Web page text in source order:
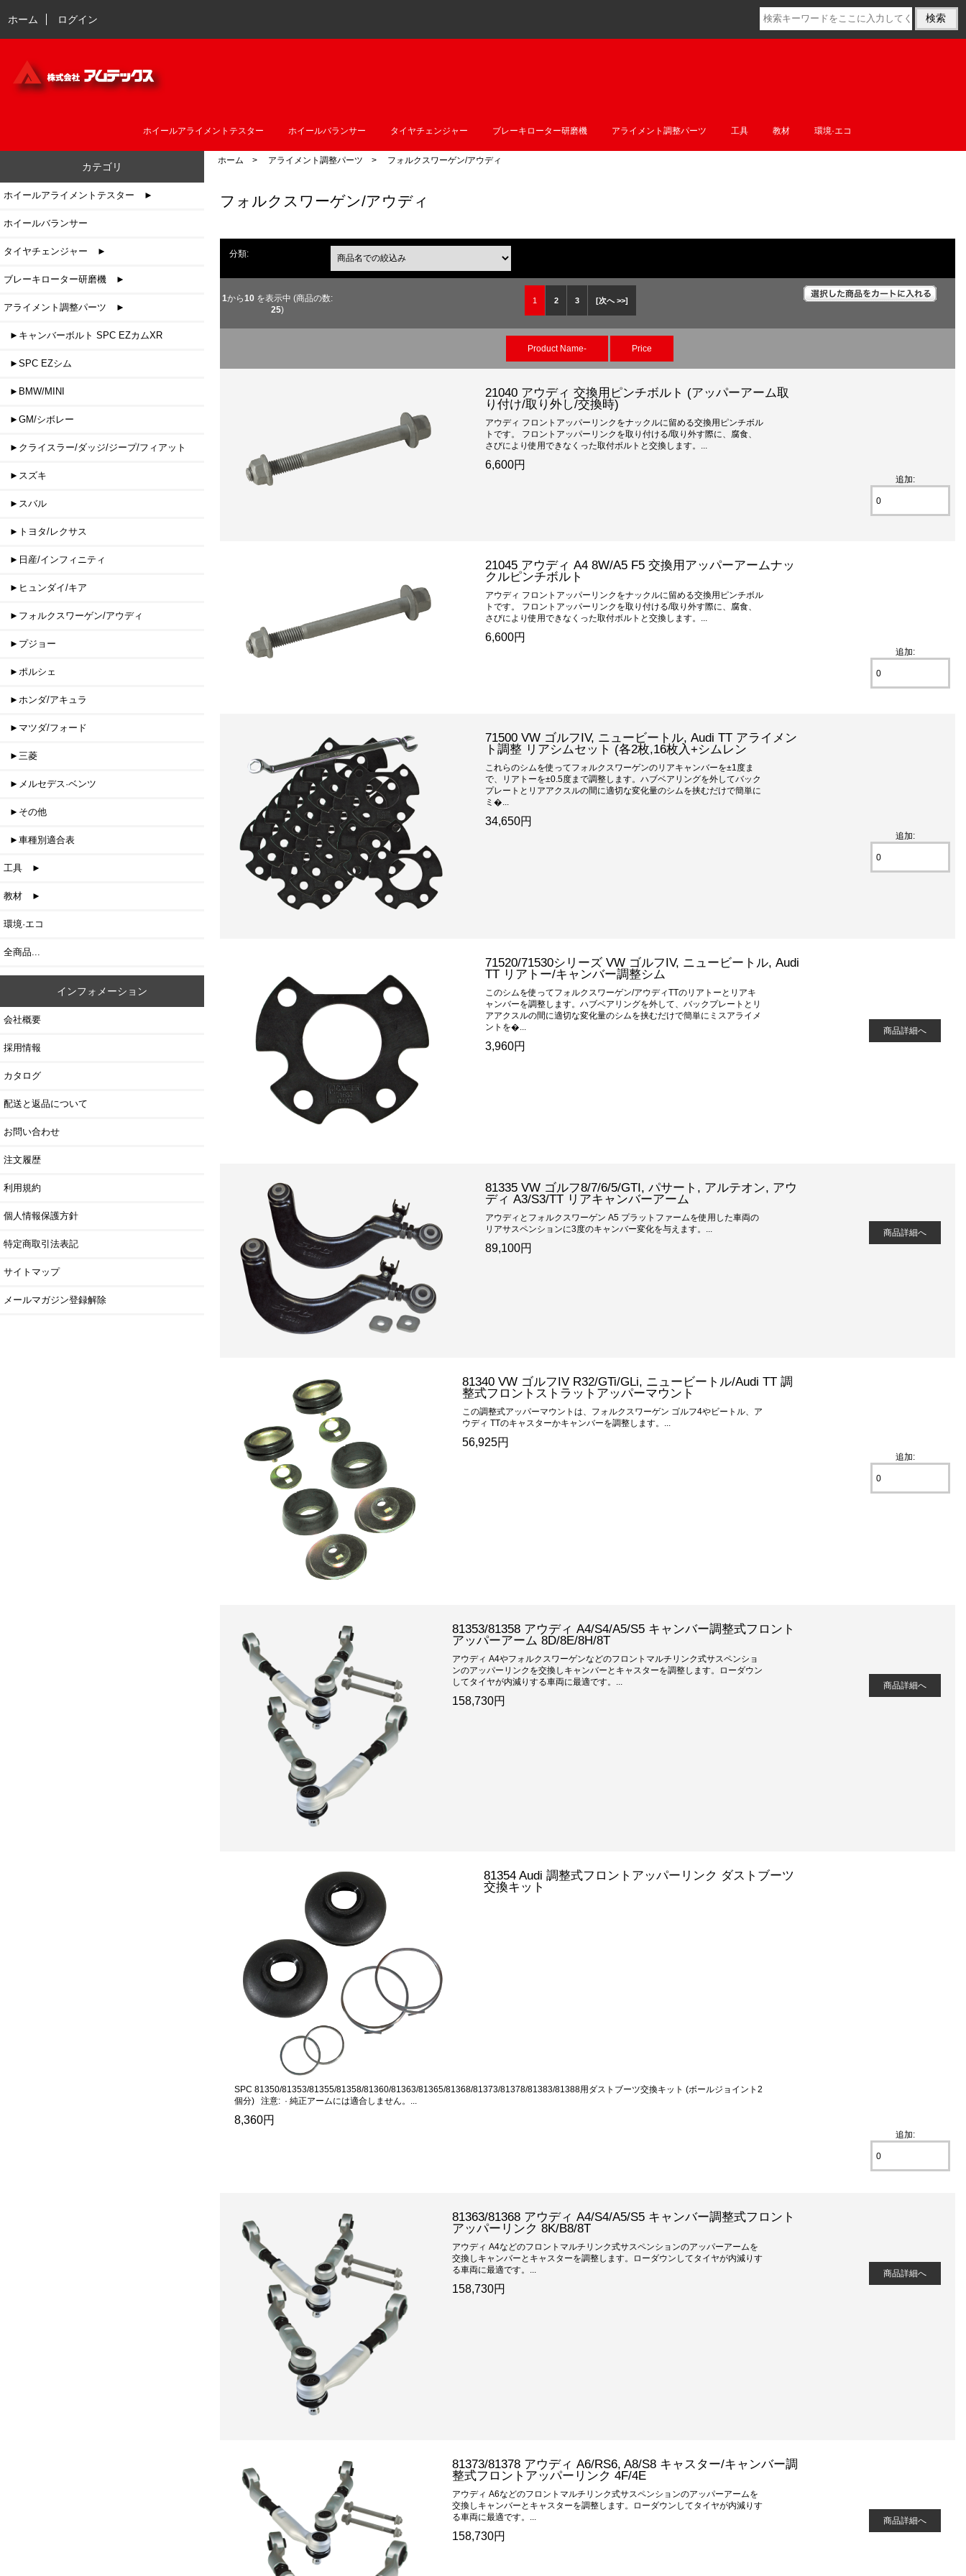
ホーム ログイン
ホイールアライメントテスター ホイールバランサー タイヤチェンジャー ブレーキローター研磨機 アライメント調整パーツ 工具 教材 環境·エコ
カテゴリ
ホイールアライメントテスター ►
ホイールバランサー
タイヤチェンジャー ►
ブレーキローター研磨機 ►
アライメント調整パーツ ►
►キャンバーボルト SPC EZカムXR
►SPC EZシム
►BMW/MINI
►GM/シボレー
►クライスラー/ダッジ/ジープ/フィアット
►スズキ
►スバル
►トヨタ/レクサス
►日産/インフィニティ
►ヒュンダイ/キア
►フォルクスワーゲン/アウディ
►プジョー
►ポルシェ
►ホンダ/アキュラ
►マツダ/フォード
►三菱
►メルセデス·ベンツ
►その他
►車種別適合表
工具 ►
教材 ►
環境·エコ
全商品...
インフォメーション
会社概要
採用情報
カタログ
配送と返品について
お問い合わせ
注文履歴
利用規約
個人情報保護方針
特定商取引法表記
サイトマップ
メールマガジン登録解除
ホーム > アライメント調整パーツ > フォルクスワーゲン/アウディ
フォルクスワーゲン/アウディ
分類:
1 2 3 [次へ >>]
1から10を表示中 (商品の数:
25)
Product Name- Price
21040 アウディ 交換用ピンチボルト (アッパーアーム取
り付け/取り外し/交換時)
アウディ フロントアッパーリンクをナックルに留める交換用ピンチボル
トです。 フロントアッパーリンクを取り付ける/取り外す際に、腐食、
さびにより使用できなくった取付ボルトと交換します。...
6,600円
追加:
21045 アウディ A4 8W/A5 F5 交換用アッパーアームナッ
クルピンチボルト
アウディ フロントアッパーリンクをナックルに留める交換用ピンチボル
トです。 フロントアッパーリンクを取り付ける/取り外す際に、腐食、
さびにより使用できなくった取付ボルトと交換します。...
6,600円
追加:
71500 VW ゴルフIV, ニュービートル, Audi TT アライメン
ト調整 リアシムセット (各2枚,16枚入+シムレン
これらのシムを使ってフォルクスワーゲンのリアキャンバーを±1度ま
で、リアトーを±0.5度まで調整します。ハブベアリングを外してバック
プレートとリアアクスルの間に適切な変化量のシムを挟むだけで簡単に
ミ�...
34,650円
追加:
71520/71530シリーズ VW ゴルフIV, ニュービートル, Audi
TT リアトー/キャンバー調整シム
このシムを使ってフォルクスワーゲン/アウディTTのリアトーとリアキ
ャンバーを調整します。ハブベアリングを外して、バックプレートとリ
アアクスルの間に適切な変化量のシムを挟むだけで簡単にミスアライメ
ントを�...
3,960円
商品詳細へ
81335 VW ゴルフ8/7/6/5/GTI, パサート, アルテオン, アウ
ディ A3/S3/TT リアキャンバーアーム
アウディとフォルクスワーゲン A5 プラットファームを使用した車両の
リアサスペンションに3度のキャンバー変化を与えます。...
89,100円
商品詳細へ
81340 VW ゴルフIV R32/GTi/GLi, ニュービートル/Audi TT 調
整式フロントストラットアッパーマウント
この調整式アッパーマウントは、フォルクスワーゲン ゴルフ4やビートル、ア
ウディ TTのキャスターかキャンバーを調整します。...
56,925円
追加:
81353/81358 アウディ A4/S4/A5/S5 キャンバー調整式フロント
アッパーアーム 8D/8E/8H/8T
アウディ A4やフォルクスワーゲンなどのフロントマルチリンク式サスペンショ
ンのアッパーリンクを交換しキャンバーとキャスターを調整します。ローダウン
してタイヤが内減りする車両に最適です。...
158,730円
商品詳細へ
81354 Audi 調整式フロントアッパーリンク ダストブーツ
交換キット
SPC 81350/81353/81355/81358/81360/81363/81365/81368/81373/81378/81383/81388用ダストブーツ交換キット (ボールジョイント2
個分) 注意: · 純正アームには適合しません。...
8,360円
追加:
81363/81368 アウディ A4/S4/A5/S5 キャンバー調整式フロント
アッパーリンク 8K/B8/8T
アウディ A4などのフロントマルチリンク式サスペンションのアッパーアームを
交換しキャンバーとキャスターを調整します。ローダウンしてタイヤが内減りす
る車両に最適です。...
158,730円
商品詳細へ
81373/81378 アウディ A6/RS6, A8/S8 キャスター/キャンバー調
整式フロントアッパーリンク 4F/4E
アウディ A6などのフロントマルチリンク式サスペンションのアッパーアームを
交換しキャンバーとキャスターを調整します。ローダウンしてタイヤが内減りす
る車両に最適です。...
158,730円
商品詳細へ